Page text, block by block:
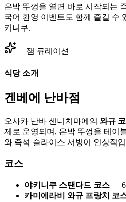
은박 뚜껑을 열면 바로 시작되는
국어 환영 이벤트도 함께 즐길 수
키니쿠.
— 잼 큐레이션
식당 소개
겐베에 난바점
오사카 난바 센니치마에의 와규
제로 운영되며, 은박 뚜껑을 테이
와 즉석 슬라이스 서빙이 인상적
코스
야키니쿠 스탠다드 코스 —
카미에라비 와규 프랑치 코